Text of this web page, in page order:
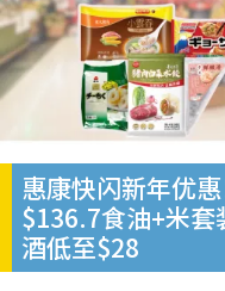
惠康快闪新年优
$136.7食油+米
酒低至$28